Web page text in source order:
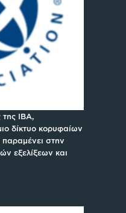
της IBA,
δίκτυο κορυφαίων
στην
εξελίξεων και